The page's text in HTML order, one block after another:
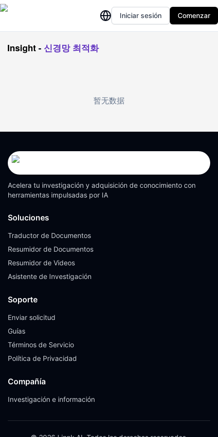
Iniciar sesión Comenzar
Insight- 신경망 최적화
暂无数据
Acelera tu investigación y adquisición de conocimiento con
herramientas impulsadas por IA
Soluciones
Traductor de Documentos
Resumidor de Documentos
Resumidor de Videos
Asistente de Investigación
Soporte
Enviar solicitud
Guías
Términos de Servicio
Política de Privacidad
Compañía
Investigación e información